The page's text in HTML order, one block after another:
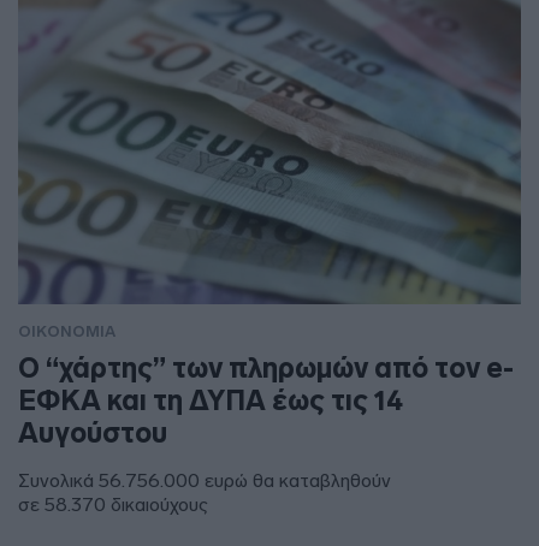
ΟΙΚΟΝΟΜΙΑ
Ο “χάρτης” των πληρωμών από τον e-
ΕΦΚΑ και τη ΔΥΠΑ έως τις 14
Αυγούστου
Συνολικά 56.756.000 ευρώ θα καταβληθούν
σε 58.370 δικαιούχους